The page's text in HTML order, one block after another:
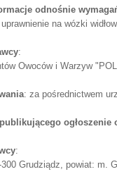
odnośnie
na wózki
:
Owoców i Warzyw
: za pośrednictwem
ogłoszenie
:
Grudziądz, powiat: m.